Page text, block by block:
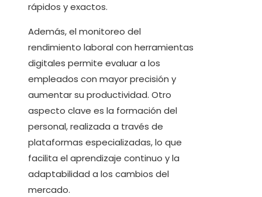
rápidos y exactos.
Además, el monitoreo del
rendimiento laboral con herramientas
digitales permite evaluar a los
empleados con mayor precisión y
aumentar su productividad. Otro
aspecto clave es la formación del
personal, realizada a través de
plataformas especializadas, lo que
facilita el aprendizaje continuo y la
adaptabilidad a los cambios del
mercado.